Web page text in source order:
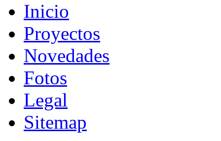
Inicio
Proyectos
Novedades
Fotos
Legal
Sitemap